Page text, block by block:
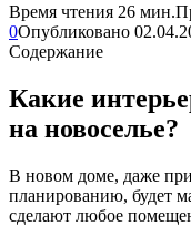
Время чтения 26 мин.
0Опубликовано
Содержание
Какие
на новоселье?
В новом доме, даже
планированию, будет
сделают любое